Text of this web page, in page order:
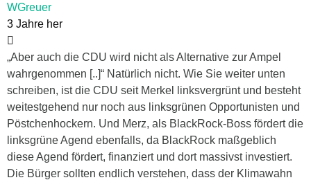
WGreuer
3 Jahre her
„Aber auch die CDU wird nicht als Alternative zur Ampel
wahrgenommen [..]“ Natürlich nicht. Wie Sie weiter unten
schreiben, ist die CDU seit Merkel linksvergrünt und besteht
weitestgehend nur noch aus linksgrünen Opportunisten und
Pöstchenhockern. Und Merz, als BlackRock-Boss fördert die
linksgrüne Agend ebenfalls, da BlackRock maßgeblich
diese Agend fördert, finanziert und dort massivst investiert.
Die Bürger sollten endlich verstehen, dass der Klimawahn